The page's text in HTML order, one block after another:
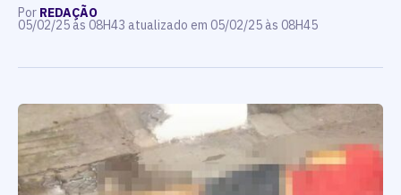
Por REDAÇÃO
05/02/25 às 08H43 atualizado em 05/02/25 às 08H45